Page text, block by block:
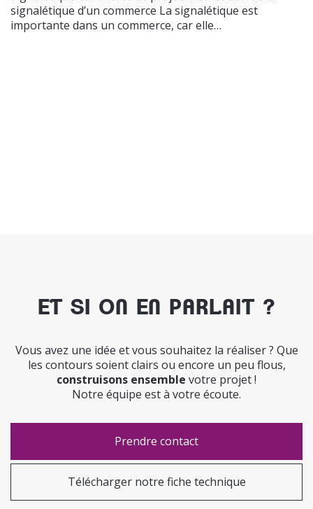
signalétique d’un commerce La signalétique est
importante dans un commerce, car elle…
ET SI ON EN PARLAIT ?
Vous avez une idée et vous souhaitez la réaliser ? Que
les contours soient clairs ou encore un peu flous,
construisons ensemble votre projet !
Notre équipe est à votre écoute.
Prendre contact
Télécharger notre fiche technique